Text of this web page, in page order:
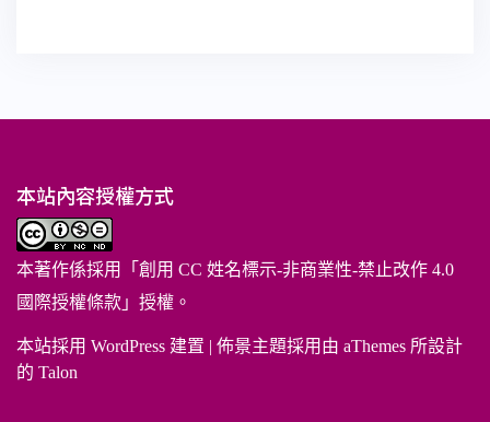
本站內容授權方式
本著作係採用「 創用 CC 姓名標示-非商業性-禁止改作 4.0
國際授權條款 」授權。
本站採用 WordPress 建置 | 佈景主題採用由 aThemes 所設計
的 Talon